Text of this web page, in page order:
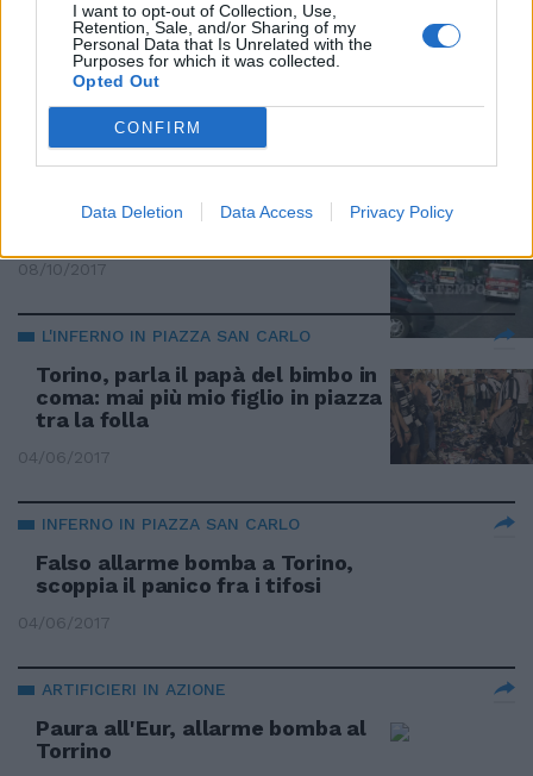
I want to opt-out of Collection, Use,
Retention, Sale, and/or Sharing of my
Personal Data that Is Unrelated with the
Purposes for which it was collected.
Opted Out
CONFIRM
Data Deletion Data Access Privacy Policy
Due caccia scortano a terra un
aereo Ryanair ma l'allarme
bomba è uno scherzo
08/10/2017
ARTIFICIERI IN AZIONE
Auto sospetta, allarme bomba in
08/10/2017
L'INFERNO IN PIAZZA SAN CARLO
Torino, parla il papà del bimbo in
coma: mai più mio figlio in piazza
tra la folla
04/06/2017
INFERNO IN PIAZZA SAN CARLO
Falso allarme bomba a Torino,
scoppia il panico fra i tifosi
04/06/2017
ARTIFICIERI IN AZIONE
Paura all'Eur, allarme bomba al
Torrino